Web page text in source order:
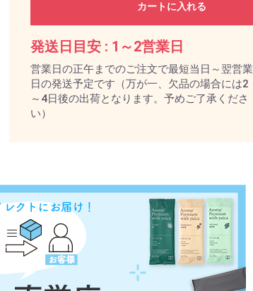
カートに入れる
発送日目安 : 1～2営業日
営業日の正午までのご注文で最短当日～翌営業
日の発送予定です（万が一、欠品の場合には2
～4日後の出荷となります。予めご了承くださ
い）